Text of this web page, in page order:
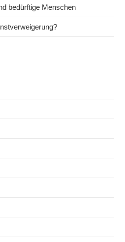
bedürftige Menschen